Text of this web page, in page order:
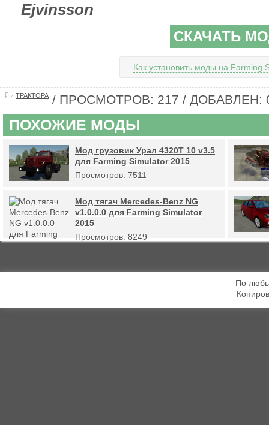
Ejvinsson
СКАЧАТЬ
Как установить моды на Farming
ТРАКТОРА / ПРОСМОТРОВ: 217 / ДОБАВЛЕН:
ПОХОЖИЕ МОДЫ
Мод грузовик Урал 4320Т 10 v3.5
для Farming Simulator 2015
Просмотров: 7511
Мод тягач Mercedes-Benz NG
v1.0.0.0 для Farming Simulator
2015
Просмотров: 8249
По